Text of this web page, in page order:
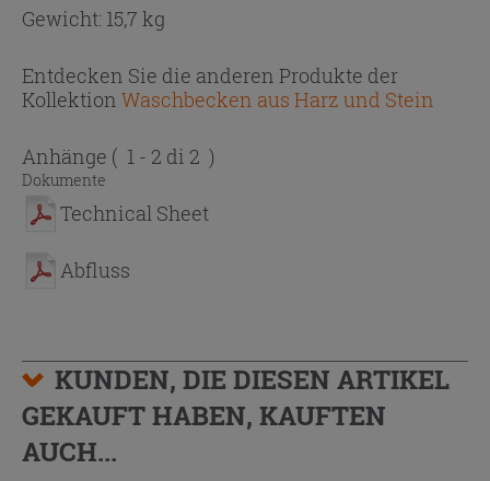
Gewicht: 15,7 kg
Entdecken Sie die anderen Produkte der
Kollektion Waschbecken aus Harz und Stein
Anhänge ( 1 - 2 di 2 )
Dokumente
Technical Sheet
Abfluss
KUNDEN, DIE DIESEN ARTIKEL
GEKAUFT HABEN, KAUFTEN
AUCH...